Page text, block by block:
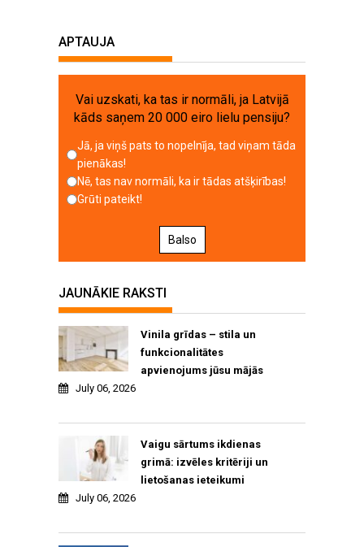
APTAUJA
Vai uzskati, ka tas ir normāli, ja Latvijā
kāds saņem 20 000 eiro lielu pensiju?
Jā, ja viņš pats to nopelnīja, tad viņam tāda
pienākas!
Nē, tas nav normāli, ka ir tādas atšķirības!
Grūti pateikt!
Balso
JAUNĀKIE RAKSTI
Vinila grīdas – stila un
funkcionalitātes
apvienojums jūsu mājās
July 06, 2026
Vaigu sārtums ikdienas
grimā: izvēles kritēriji un
lietošanas ieteikumi
July 06, 2026